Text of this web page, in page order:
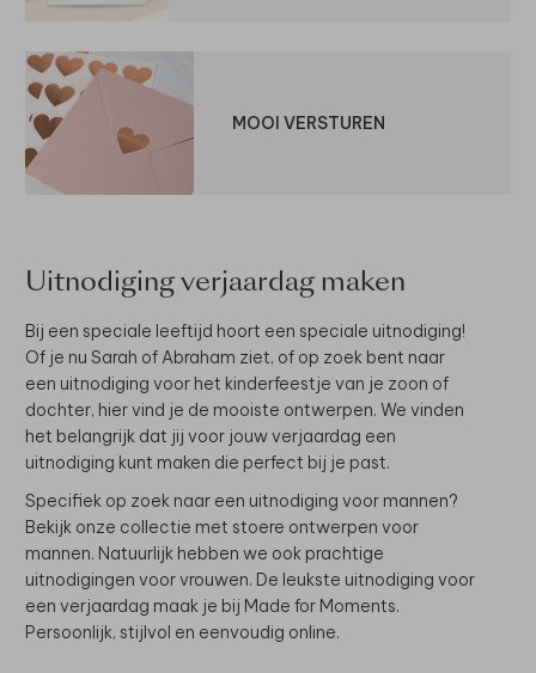
MOOI VERSTUREN
Uitnodiging verjaardag maken
Bij een speciale leeftijd hoort een speciale uitnodiging!
Of je nu Sarah of Abraham ziet, of op zoek bent naar
een uitnodiging voor het kinderfeestje van je zoon of
dochter, hier vind je de mooiste ontwerpen. We vinden
het belangrijk dat jij voor jouw verjaardag een
uitnodiging kunt maken die perfect bij je past.
Specifiek op zoek naar een uitnodiging voor mannen?
Bekijk onze collectie met stoere ontwerpen voor
mannen. Natuurlijk hebben we ook prachtige
uitnodigingen voor vrouwen. De leukste uitnodiging voor
een verjaardag maak je bij Made for Moments.
Persoonlijk, stijlvol en eenvoudig online.